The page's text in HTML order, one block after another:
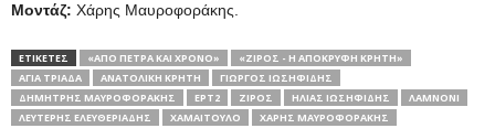
Μοντάζ: Χάρης Μαυροφοράκης.
ΕΤΙΚΕΤΕΣ «ΑΠΌ ΠΈΤΡΑ ΚΑΙ ΧΡΌΝΟ»
«ΖΊΡΟΣ - Η ΑΠΌΚΡΥΦΗ ΚΡΉΤΗ»
ΑΓΊΑ ΤΡΙΆΔΑ
ΑΝΑΤΟΛΙΚΉ ΚΡΉΤΗ
ΓΙΏΡΓΟΣ ΙΩΣΗΦΊΔΗΣ
ΔΗΜΉΤΡΗΣ ΜΑΥΡΟΦΟΡΆΚΗΣ
ΕΡΤ2 ΖΊΡΟΣ ΗΛΊΑΣ ΙΩΣΗΦΊΔΗΣ
ΛΑΜΝΌΝΙ
ΛΕΥΤΈΡΗΣ ΕΛΕΥΘΕΡΙΆΔΗΣ
ΧΑΜΑΊΤΟΥΛΟ ΧΆΡΗΣ ΜΑΥΡΟΦΟΡΆΚΗΣ